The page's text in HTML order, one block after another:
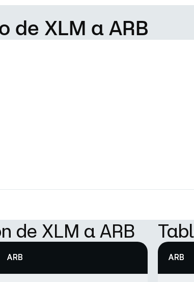
de XLM a ARB
de XLM a ARB
ARB ARB